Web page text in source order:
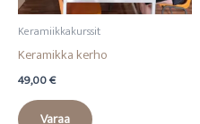
Keramiikkakurssit
Keramikka kerho
49,00€